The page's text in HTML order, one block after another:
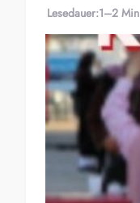
Lesedauer:1–2